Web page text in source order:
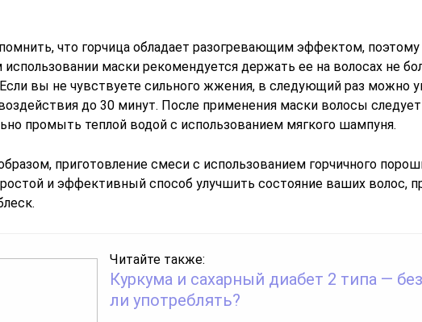
что горчица обладает разогревающим эффектом, поэтому
использовании маски рекомендуется держать ее на волосах не
вы не чувствуете сильного жжения, в следующий раз можно
до 30 минут. После применения маски волосы следует
промыть теплой водой с использованием мягкого шампуня.
приготовление смеси с использованием горчичного
и эффективный способ улучшить состояние ваших волос,
Читайте также:
Куркума и сахарный диабет 2 типа —
ли употреблять?